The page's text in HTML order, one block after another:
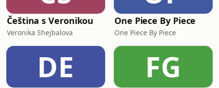
Čeština s Veronikou
Veronika Shejbalova
One Piece By Piece
One Piece By Piece
DE FG